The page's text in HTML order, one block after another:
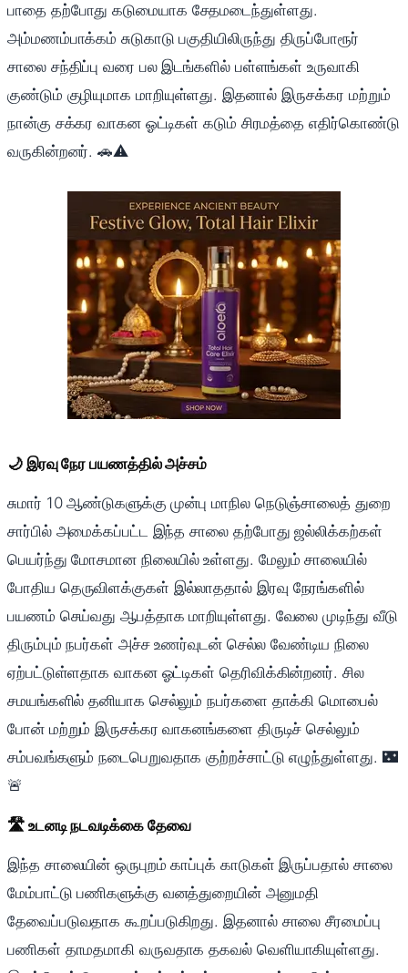
பாதை தற்போது கடுமையாக சேதமடைந்துள்ளது.
அம்மணம்பாக்கம் சுடுகாடு பகுதியிலிருந்து திருப்போரூர்
சாலை சந்திப்பு வரை பல இடங்களில் பள்ளங்கள் உருவாகி
குண்டும் குழியுமாக மாறியுள்ளது. இதனால் இருசக்கர மற்றும்
நான்கு சக்கர வாகன ஓட்டிகள் கடும் சிரமத்தை எதிர்கொண்டு
வருகின்றனர். 🚗⚠️
🌙 இரவு நேர பயணத்தில் அச்சம்
சுமார் 10 ஆண்டுகளுக்கு முன்பு மாநில நெடுஞ்சாலைத் துறை
சார்பில் அமைக்கப்பட்ட இந்த சாலை தற்போது ஜல்லிக்கற்கள்
பெயர்ந்து மோசமான நிலையில் உள்ளது. மேலும் சாலையில்
போதிய தெருவிளக்குகள் இல்லாததால் இரவு நேரங்களில்
பயணம் செய்வது ஆபத்தாக மாறியுள்ளது. வேலை முடிந்து வீடு
திரும்பும் நபர்கள் அச்ச உணர்வுடன் செல்ல வேண்டிய நிலை
ஏற்பட்டுள்ளதாக வாகன ஓட்டிகள் தெரிவிக்கின்றனர். சில
சமயங்களில் தனியாக செல்லும் நபர்களை தாக்கி மொபைல்
போன் மற்றும் இருசக்கர வாகனங்களை திருடிச் செல்லும்
சம்பவங்களும் நடைபெறுவதாக குற்றச்சாட்டு எழுந்துள்ளது. 🌃
🚨
🛣️ உடனடி நடவடிக்கை தேவை
இந்த சாலையின் ஒருபுறம் காப்புக் காடுகள் இருப்பதால் சாலை
மேம்பாட்டு பணிகளுக்கு வனத்துறையின் அனுமதி
தேவைப்படுவதாக கூறப்படுகிறது. இதனால் சாலை சீரமைப்பு
பணிகள் தாமதமாகி வருவதாக தகவல் வெளியாகியுள்ளது.